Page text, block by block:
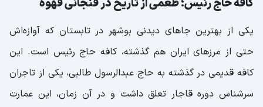
کافه حاج رئیس؛ طعمی از تاریخ در فنجانی قهوه‌
یکی از بهترین جاهای دیدنی بوشهر در تابستان که آوازه‌اش
حتی از مرزهای ایران هم گذشته، کافه حاج رئیس است. این
کافه قدیمی در گذشته به حاج عبدالرسول طالبی، یکی از تاجران
سرشناس دوره قاجار تعلق داشت و در آن زمان، این عمارت